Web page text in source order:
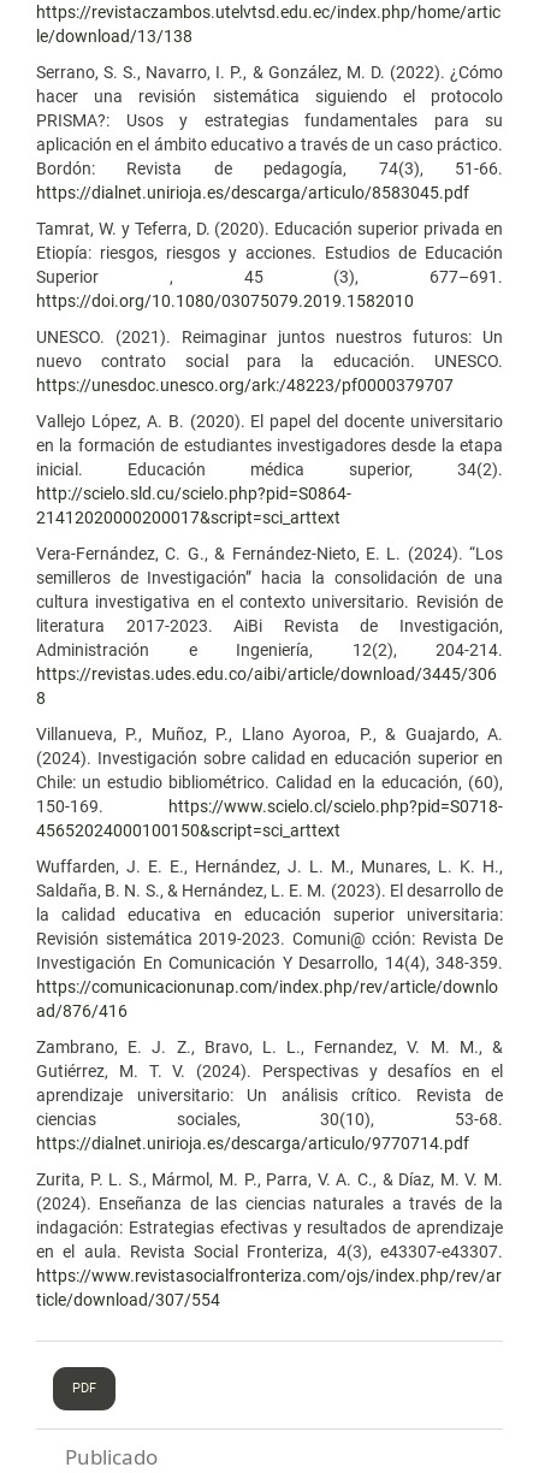
https://revistaczambos.utelvtsd.edu.ec/index.php/home/artic
le/download/13/138
Serrano, S. S., Navarro, I. P., & González, M. D. (2022). ¿Cómo
hacer una revisión sistemática siguiendo el protocolo
PRISMA?: Usos y estrategias fundamentales para su
aplicación en el ámbito educativo a través de un caso práctico.
Bordón: Revista de pedagogía, 74(3), 51-66.
https://dialnet.unirioja.es/descarga/articulo/8583045.pdf
Tamrat, W. y Teferra, D. (2020). Educación superior privada en
Etiopía: riesgos, riesgos y acciones. Estudios de Educación
Superior , 45 (3), 677–691.
https://doi.org/10.1080/03075079.2019.1582010
UNESCO. (2021). Reimaginar juntos nuestros futuros: Un
nuevo contrato social para la educación. UNESCO.
https://unesdoc.unesco.org/ark:/48223/pf0000379707
Vallejo López, A. B. (2020). El papel del docente universitario
en la formación de estudiantes investigadores desde la etapa
inicial. Educación médica superior, 34(2).
http://scielo.sld.cu/scielo.php?pid=S0864-
21412020000200017&script=sci_arttext
Vera-Fernández, C. G., & Fernández-Nieto, E. L. (2024). “Los
semilleros de Investigación” hacia la consolidación de una
cultura investigativa en el contexto universitario. Revisión de
literatura 2017-2023. AiBi Revista de Investigación,
Administración e Ingeniería, 12(2), 204-214.
https://revistas.udes.edu.co/aibi/article/download/3445/306
8
Villanueva, P., Muñoz, P., Llano Ayoroa, P., & Guajardo, A.
(2024). Investigación sobre calidad en educación superior en
Chile: un estudio bibliométrico. Calidad en la educación, (60),
150-169.
https://www.scielo.cl/scielo.php?pid=S0718-
45652024000100150&script=sci_arttext
Wuffarden, J. E. E., Hernández, J. L. M., Munares, L. K. H.,
Saldaña, B. N. S., & Hernández, L. E. M. (2023). El desarrollo de
la calidad educativa en educación superior universitaria:
Revisión sistemática 2019-2023. Comuni@ cción: Revista De
Investigación En Comunicación Y Desarrollo, 14(4), 348-359.
https://comunicacionunap.com/index.php/rev/article/downlo
ad/876/416
Zambrano, E. J. Z., Bravo, L. L., Fernandez, V. M. M., &
Gutiérrez, M. T. V. (2024). Perspectivas y desafíos en el
aprendizaje universitario: Un análisis crítico. Revista de
ciencias sociales, 30(10), 53-68.
https://dialnet.unirioja.es/descarga/articulo/9770714.pdf
Zurita, P. L. S., Mármol, M. P., Parra, V. A. C., & Díaz, M. V. M.
(2024). Enseñanza de las ciencias naturales a través de la
indagación: Estrategias efectivas y resultados de aprendizaje
en el aula. Revista Social Fronteriza, 4(3), e43307-e43307.
https://www.revistasocialfronteriza.com/ojs/index.php/rev/ar
ticle/download/307/554
PDF
Publicado